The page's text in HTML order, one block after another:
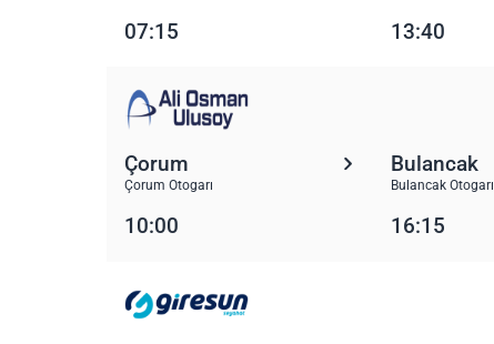
07:15 13:40
Çorum
Çorum Otogarı
Bulancak
Bulancak Otogarı
10:00 16:15